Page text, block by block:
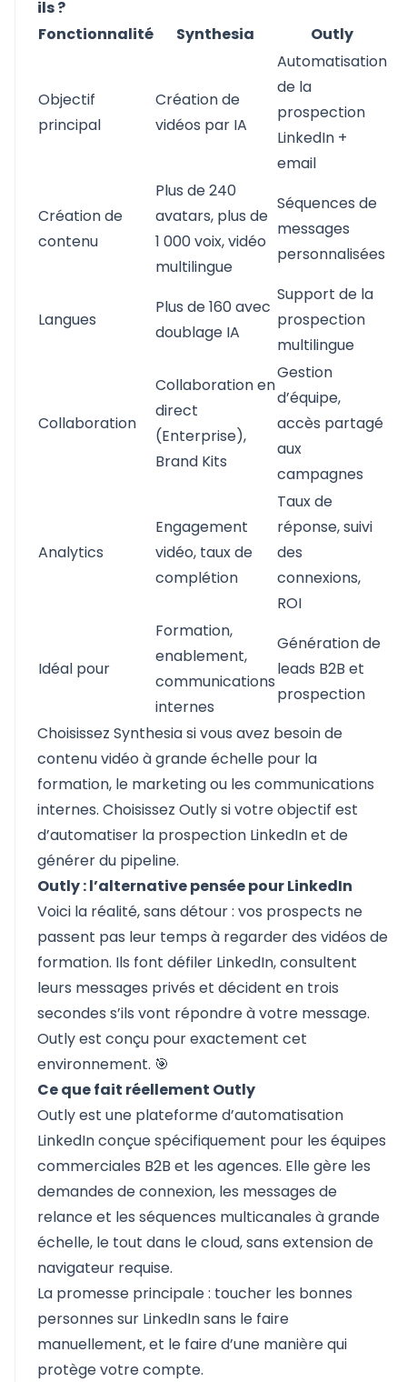
ils ?
Fonctionnalité
Synthesia Outly
Objectif
principal
Création de
vidéos par IA
Automatisation
de la
prospection
LinkedIn +
email
Création de
contenu
Plus de 240
avatars, plus de
1 000 voix, vidéo
multilingue
Séquences de
messages
personnalisées
Langues
Plus de 160 avec
doublage IA
Support de la
prospection
multilingue
Collaboration
Collaboration en
direct
(Enterprise),
Brand Kits
Gestion
d’équipe,
accès partagé
aux
campagnes
Analytics
Engagement
vidéo, taux de
complétion
Taux de
réponse, suivi
des
connexions,
ROI
Idéal pour
Formation,
enablement,
communications
internes
Génération de
leads B2B et
prospection
Choisissez Synthesia si vous avez besoin de
contenu vidéo à grande échelle pour la
formation, le marketing ou les communications
internes. Choisissez Outly si votre objectif est
d’automatiser la prospection LinkedIn et de
générer du pipeline.
Outly : l’alternative pensée pour LinkedIn
Voici la réalité, sans détour : vos prospects ne
passent pas leur temps à regarder des vidéos de
formation. Ils font défiler LinkedIn, consultent
leurs messages privés et décident en trois
secondes s’ils vont répondre à votre message.
Outly est conçu pour exactement cet
environnement. 🎯
Ce que fait réellement Outly
Outlyest une plateforme d’automatisation
LinkedIn conçue spécifiquement pour les équipes
commerciales B2B et les agences. Elle gère les
demandes de connexion, les messages de
relance et les séquences multicanales à grande
échelle, le tout dans le cloud, sans extension de
navigateur requise.
La promesse principale : toucher les bonnes
personnes sur LinkedIn sans le faire
manuellement, et le faire d’une manière qui
protège votre compte.